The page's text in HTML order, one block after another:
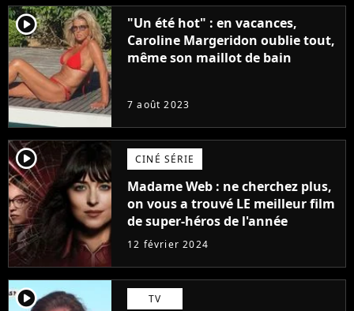
player2
"Un été hot" : en vacances,
Caroline Margeridon oublie tout,
même son maillot de bain
7 août 2023
player2 CINÉ SÉRIE
Madame Web : ne cherchez plus,
on vous a trouvé LE meilleur film
de super-héros de l'année
12 février 2024
player2 TV